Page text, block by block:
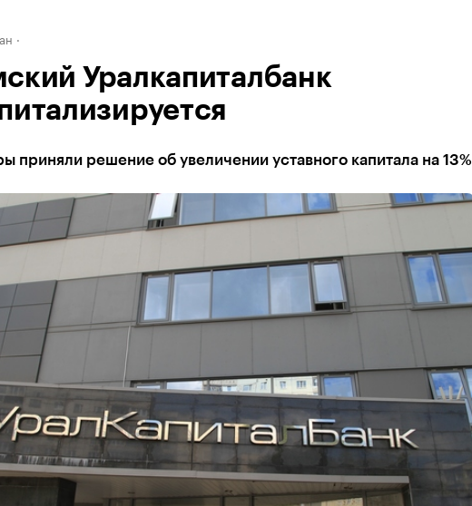
Уралкапиталбанк
приняли решение об увеличении уставного капитала на 13%